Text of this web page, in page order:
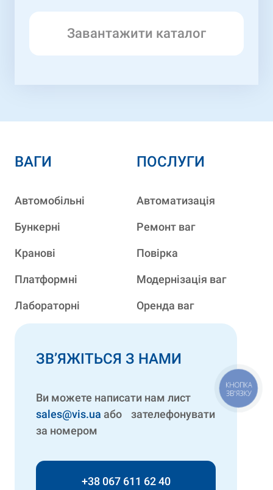
Завантажити каталог
ВАГИ
Автомобільні
Бункерні
Кранові
Платформні
Лабораторні
ПОСЛУГИ
Автоматизація
Ремонт ваг
Повірка
Модернізація ваг
Оренда ваг
ЗВ’ЯЖІТЬСЯ З НАМИ
Ви можете написати нам лист
sales@vis.ua або зателефонувати
за номером
+38 067 611 62 40
КНОПКА
ЗВ'ЯЗКУ